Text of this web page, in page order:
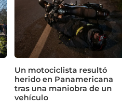
Un motociclista resultó
herido en Panamericana
tras una maniobra de un
vehículo